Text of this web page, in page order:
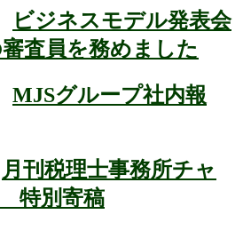
ビジネスモデル発表会
審査員を務めました
MJSグループ社内報
月刊税理士事務所チャ
特別寄稿